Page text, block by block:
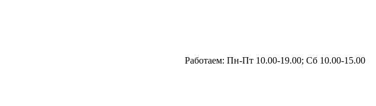
Работаем: Пн-Пт 10.00-19.00; Сб 10.00-15.00